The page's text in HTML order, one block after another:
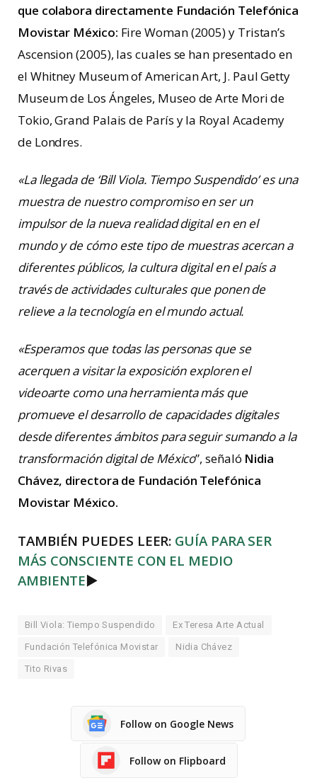
que colabora directamente Fundación Telefónica
Movistar México: Fire Woman (2005) y Tristan’s
Ascension (2005), las cuales se han presentado en
el Whitney Museum of American Art, J. Paul Getty
Museum de Los Ángeles, Museo de Arte Mori de
Tokio, Grand Palais de París y la Royal Academy
de Londres.
«La llegada de ‘Bill Viola. Tiempo Suspendido’ es una
muestra de nuestro compromiso en ser un
impulsor de la nueva realidad digital en en el
mundo y de cómo este tipo de muestras acercan a
diferentes públicos, la cultura digital en el país a
través de actividades culturales que ponen de
relieve a la tecnología en el mundo actual.
«Esperamos que todas las personas que se
acerquen a visitar la exposición exploren el
videoarte como una herramienta más que
promueve el desarrollo de capacidades digitales
desde diferentes ámbitos para seguir sumando a la
transformación digital de México”, señaló Nidia
Chávez, directora de Fundación Telefónica
Movistar México.
TAMBIÉN PUEDES LEER: GUÍA PARA SER
MÁS CONSCIENTE CON EL MEDIO
AMBIENTE►
Bill Viola: Tiempo Suspendido Ex Teresa Arte Actual
Fundación Telefónica Movistar Nidia Chávez
Tito Rivas
Follow on Google News
Follow on Flipboard